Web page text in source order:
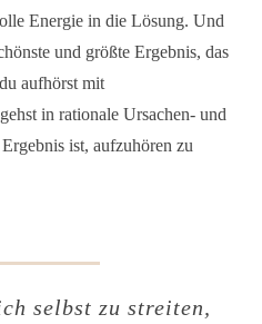
Energie in die Lösung. Und
und größte Ergebnis, das
aufhörst mit
in rationale Ursachen- und
ist, aufzuhören zu
selbst zu streiten,